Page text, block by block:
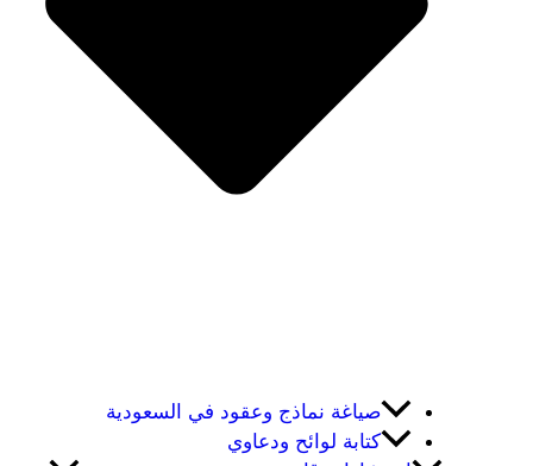
صياغة نماذج وعقود في السعودية
كتابة لوائح ودعاوي